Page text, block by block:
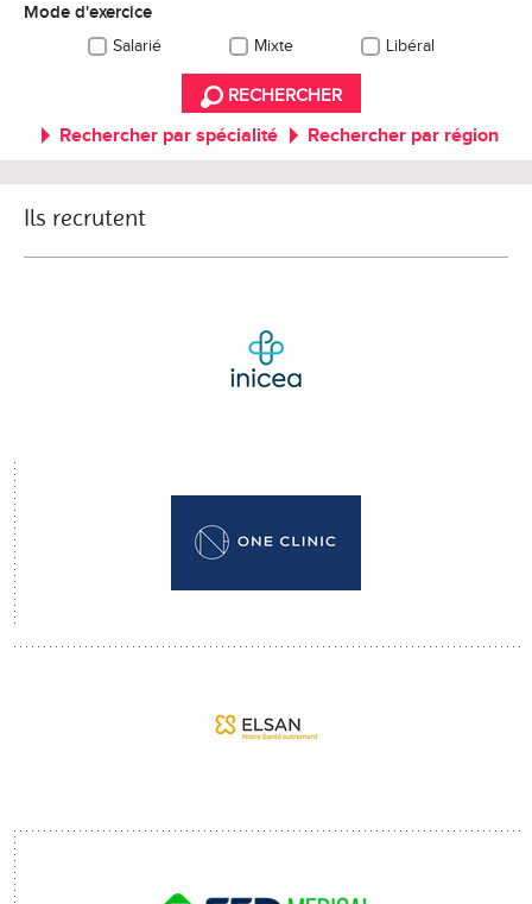
Mode d'exercice
Salarié Mixte Libéral
RECHERCHER
Rechercher par spécialité Rechercher par région
Ils recrutent